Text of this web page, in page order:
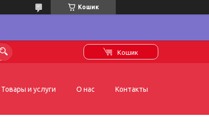
Кошик
Кошик
Товары и услуги О нас Контакты